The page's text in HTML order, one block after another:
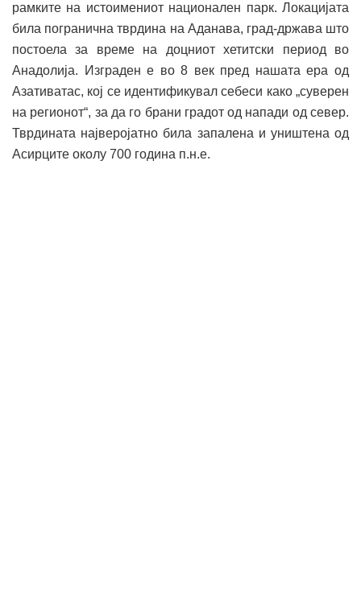
рамките на истоимениот национален парк. Локацијата
била погранична тврдина на Аданава, град-држава што
постоела за време на доцниот хетитски период во
Анадолија. Изграден е во 8 век пред нашата ера од
Азативатас, кој се идентификувал себеси како „суверен
на регионот“, за да го брани градот од напади од север.
Тврдината најверојатно била запалена и уништена од
Асирците околу 700 година п.н.е.